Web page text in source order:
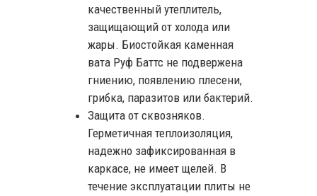
качественный утеплитель,
защищающий от холода или
жары. Биостойкая каменная
вата Руф Баттс не подвержена
гниению, появлению плесени,
грибка, паразитов или бактерий.
Защита от сквозняков.
Герметичная теплоизоляция,
надежно зафиксированная в
каркасе, не имеет щелей. В
течение эксплуатации плиты не